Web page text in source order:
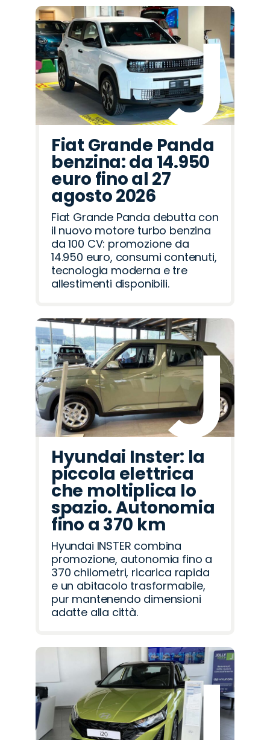
Fiat Grande Panda
benzina: da 14.950
euro fino al 27
agosto 2026
Fiat Grande Panda debutta con
il nuovo motore turbo benzina
da 100 CV: promozione da
14.950 euro, consumi contenuti,
tecnologia moderna e tre
allestimenti disponibili.
Hyundai Inster: la
piccola elettrica
che moltiplica lo
spazio. Autonomia
fino a 370 km
Hyundai INSTER combina
promozione, autonomia fino a
370 chilometri, ricarica rapida
e un abitacolo trasformabile,
pur mantenendo dimensioni
adatte alla città.